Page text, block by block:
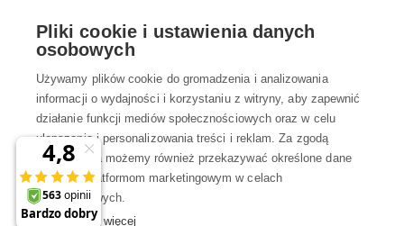
Poradnia
Wszystko o zakupach
Kontakt
Skontaktuj się z Nami
Pliki cookie i ustawienia danych
osobowych
Używamy plików cookie do gromadzenia i analizowania
informacji o wydajności i korzystaniu z witryny, aby zapewnić
działanie funkcji mediów społecznościowych oraz w celu
ulepszania i personalizowania treści i reklam. Za zgodą
użytkownika możemy również przekazywać określone dane
osobowe platformom marketingowym w celach
marketingowych.
Dowiedz się więcej